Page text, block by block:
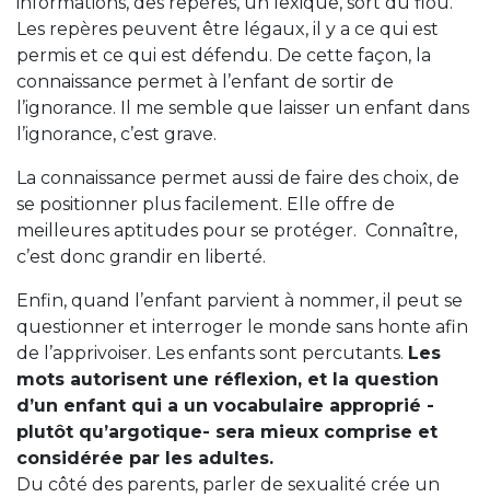
Les repères peuvent être légaux, il y a ce qui est
permis et ce qui est défendu. De cette façon, la
connaissance permet à l’enfant de sortir de
l’ignorance. Il me semble que laisser un enfant dans
l’ignorance, c’est grave.
La connaissance permet aussi de faire des choix, de
se positionner plus facilement. Elle offre de
meilleures aptitudes pour se protéger. Connaître,
c’est donc grandir en liberté.
Enfin, quand l’enfant parvient à nommer, il peut se
questionner et interroger le monde sans honte afin
de l’apprivoiser. Les enfants sont percutants. Les
mots autorisent une réflexion, et la question
d’un enfant qui a un vocabulaire approprié -
plutôt qu’argotique- sera mieux comprise et
considérée par les adultes.
Du côté des parents, parler de sexualité crée un